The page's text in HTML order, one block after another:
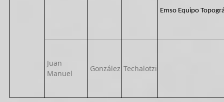
Emso Equipo
Juan
Manuel
González Techalotzi